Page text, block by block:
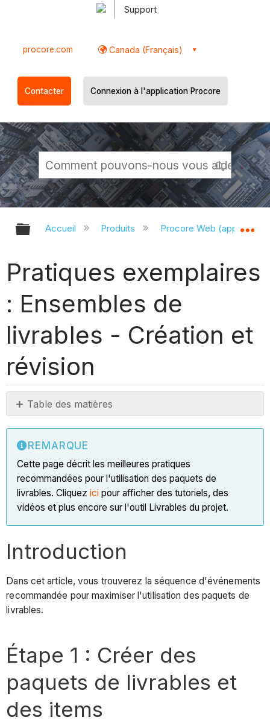
Support
procore.com Canada (Français)
Contacter Connexion à l'application Procore
Développer/réduire la hiérarchie
Accueil Produits Procore Web
Pratiques exemplaires
: Ensembles de
livrables - Création et
révision
Table des matières
Introduction
1
:
Créer
des
paquets
de
livrables
des
items
:
Importation
de
livrables
Option
REMARQUE
Cette page décrit les meilleures pratiques
recommandées pour l'utilisation des paquets de
livrables. Cliquezici pour afficher des tutoriels, des
vidéos et plus encore sur l'outil Livrables du projet.
Introduction
Dans cet article, vous trouverez la séquence d'événements
recommandée pour maximiser l'utilisation des paquets de
livrables.
Étape 1 : Créer des
paquets de livrables et
des items